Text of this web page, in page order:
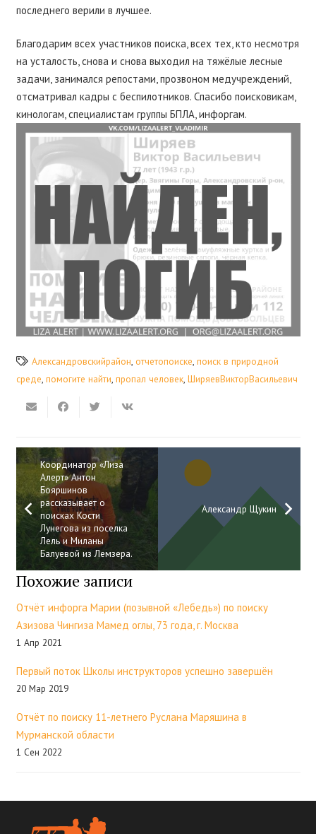
последнего верили в лучшее.
Благодарим всех участников поиска, всех тех, кто несмотря
на усталость, снова и снова выходил на тяжёлые лесные
задачи, занимался репостами, прозвоном медучреждений,
отсматривал кадры с беспилотников. Спасибо поисковикам,
кинологам, специалистам группы БПЛА, инфоргам.
Александровскийрайон, отчетопоиске, поиск в природной
среде, помогите найти, пропал человек, ШиряевВикторВасильевич
Координатор «Лиза
Алерт» Антон
Бояршинов
рассказывает о
поисках Кости
Лунегова из поселка
Лель и Миланы
Балуевой из Лемзера.
Александр Щукин
Похожие записи
Отчёт инфорга Марии (позывной «Лебедь») по поиску
Азизова Чингиза Мамед оглы, 73 года, г. Москва
1 Апр 2021
Первый поток Школы инструкторов успешно завершён
20 Мар 2019
Отчёт по поиску 11-летнего Руслана Маряшина в
Мурманской области
1 Сен 2022